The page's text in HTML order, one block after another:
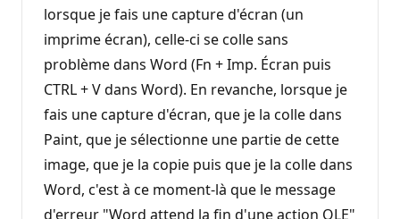
lorsque je fais une capture d'écran (un
imprime écran), celle-ci se colle sans
problème dans Word (Fn + Imp. Écran puis
CTRL + V dans Word). En revanche, lorsque je
fais une capture d'écran, que je la colle dans
Paint, que je sélectionne une partie de cette
image, que je la copie puis que je la colle dans
Word, c'est à ce moment-là que le message
d'erreur "Word attend la fin d'une action OLE"